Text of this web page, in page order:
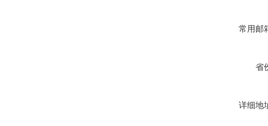
常用邮
省
详细地